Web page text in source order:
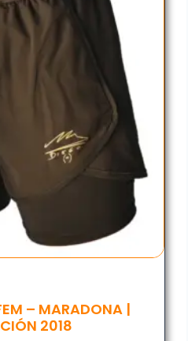
– MARADONA |
2018